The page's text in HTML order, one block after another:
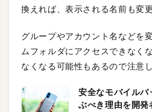
換えれば、表示される名前も変更
グループやアカウント名などを
ムフォルダにアクセスできなく
なくなる可能性もあるので注意し
安全なモバイル
ぶべき理由を開発